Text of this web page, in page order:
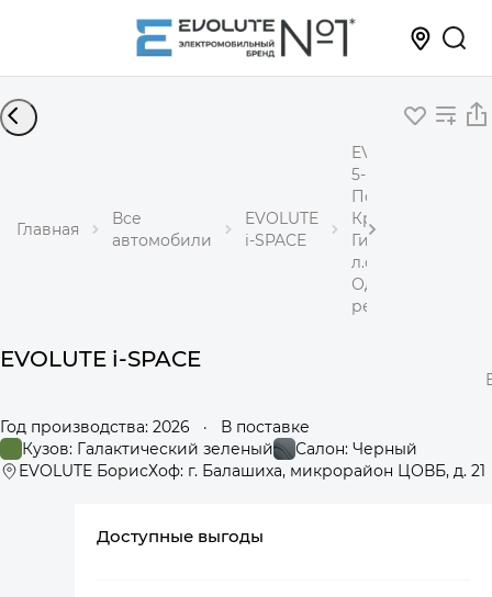
Главная
Все
автомобили
EVOLUTE
i-SPACE
EVOLUTE i-SPACE
5-местный
Полный привод
Кроссовер
Гибрид 1,5 л 367
л.с.
редуктор
EVOLUTE i-SPACE
Год производства: 2026 ·
В поставке
Кузов: Галактический зеленый
Салон: Черный
EVOLUTE БорисХоф: г. Балашиха, микрорайон ЦОВБ, д. 21
Доступные выгоды